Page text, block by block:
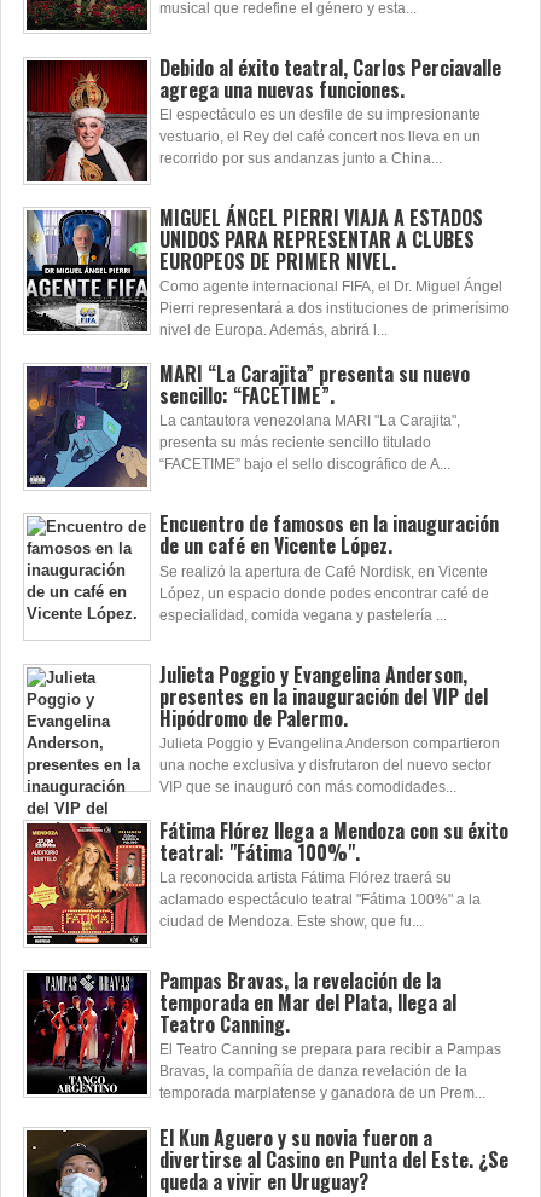
musical que redefine el género y esta...
Debido al éxito teatral, Carlos Perciavalle
agrega una nuevas funciones.
El espectáculo es un desfile de su impresionante
vestuario, el Rey del café concert nos lleva en un
recorrido por sus andanzas junto a China...
MIGUEL ÁNGEL PIERRI VIAJA A ESTADOS
UNIDOS PARA REPRESENTAR A CLUBES
EUROPEOS DE PRIMER NIVEL.
Como agente internacional FIFA, el Dr. Miguel Ángel
Pierri representará a dos instituciones de primerísimo
nivel de Europa. Además, abrirá l...
MARI “La Carajita” presenta su nuevo
sencillo: “FACETIME”.
La cantautora venezolana MARI "La Carajita",
presenta su más reciente sencillo titulado
“FACETIME” bajo el sello discográfico de A...
Encuentro de famosos en la inauguración
de un café en Vicente López.
Se realizó la apertura de Café Nordisk, en Vicente
López, un espacio donde podes encontrar café de
especialidad, comida vegana y pastelería ...
Julieta Poggio y Evangelina Anderson,
presentes en la inauguración del VIP del
Hipódromo de Palermo.
Julieta Poggio y Evangelina Anderson compartieron
una noche exclusiva y disfrutaron del nuevo sector
VIP que se inauguró con más comodidades...
Fátima Flórez llega a Mendoza con su éxito
teatral: "Fátima 100%".
La reconocida artista Fátima Flórez traerá su
aclamado espectáculo teatral "Fátima 100%" a la
ciudad de Mendoza. Este show, que fu...
Pampas Bravas, la revelación de la
temporada en Mar del Plata, llega al
Teatro Canning.
El Teatro Canning se prepara para recibir a Pampas
Bravas, la compañía de danza revelación de la
temporada marplatense y ganadora de un Prem...
El Kun Aguero y su novia fueron a
divertirse al Casino en Punta del Este. ¿Se
queda a vivir en Uruguay?